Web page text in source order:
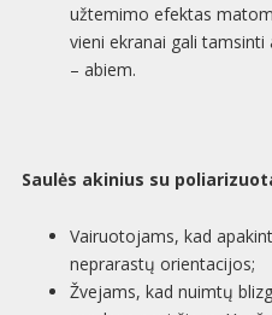
užtemimo efektas
vieni ekranai gali
– abiem.
Saulės akinius su
Vairuotojams, kad
neprarastų orientacijos;
Žvejams, kad nuimtų